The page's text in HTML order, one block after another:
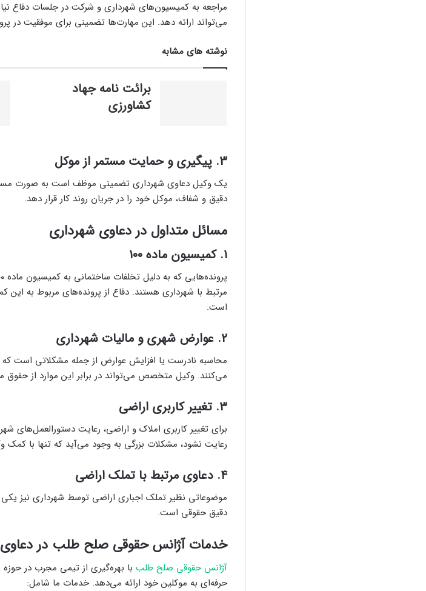
مراجعه به کمیسیون‌های شهرداری و شرکت در جلسات دفاع
می‌تواند ارائه دهد. این مهارت‌ها تضمینی برای موفقیت در
نوشته های مشابه
برائت نامه جهاد
کشاورزی
3. پیگیری و حمایت مستمر از موکل
یک وکیل دعاوی شهرداری تضمینی موظف است به صورت مستمر
دقیق و شفاف، موکل خود را در جریان روند کار قرار دهد.
مسائل متداول در دعاوی شهرداری
۱. کمیسیون ماده ۱۰۰
مرتبط با شهرداری هستند. دفاع از پرونده‌های مربوط به این
است.
۲. عوارض شهری و مالیات شهرداری
محاسبه نادرست یا افزایش عوارض از جمله مشکلاتی است که
می‌کنند. وکیل متخصص می‌تواند در برابر این موارد از حقوق
۳. تغییر کاربری اراضی
برای تغییر کاربری املاک و اراضی، رعایت دستورالعمل‌های
رعایت نشود، مشکلات بزرگی به وجود می‌آید که تنها با کمک
۴. دعاوی مرتبط با تملک اراضی
موضوعاتی نظیر تملک اجباری اراضی توسط شهرداری نیز
دقیق حقوقی است.
خدمات آژانس حقوقی صلح طلب در
آژانس حقوقی صلح طلب با بهره‌گیری از تیمی مجرب در
حرفه‌ای به موکلین خود ارائه می‌دهد. خدمات ما شامل: